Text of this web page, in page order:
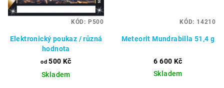
Elektronický poukaz / různá
hodnota
od 500 Kč
Skladem
KÓD: P500
Meteorit Mundrabilla 51,4 g
6 600 Kč
Skladem
KÓD: 14210